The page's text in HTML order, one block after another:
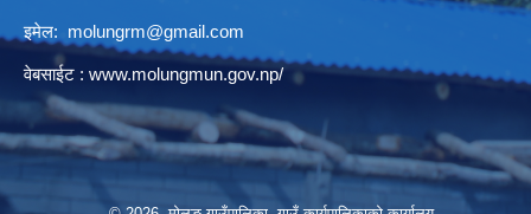
इमेल: molungrm@gmail.com
वेबसाईट : www.molungmun.gov.np/